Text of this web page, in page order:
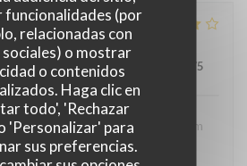
funcionalidades (por
relacionadas con
sociales) o mostrar
o contenidos
Haga clic en
todo', 'Rechazar
'Personalizar' para
sus preferencias.
2
: 5/5 Menú:4/5 Calidad / Precio /5
gerechten heerlijk. Wellicht om
een paar keer per jaar te variëren